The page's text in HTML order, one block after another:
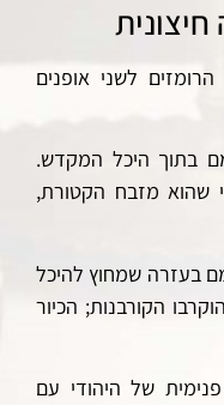
לשני אופנים
בתוך היכל המקדש.
שהוא מזבח הקטורת,
בעזרה שמחוץ להיכל
הקורבנות; הכיור
של היהודי עם